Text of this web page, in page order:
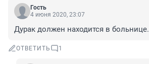
Гость
4 июня 2020, 23:07
Дурак должен находится в больнице.
ОТВЕТИТЬ 1